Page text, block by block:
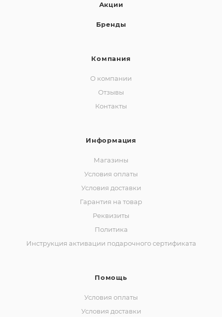
Акции
Бренды
Компания
О компании
Отзывы
Контакты
Информация
Магазины
Условия оплаты
Условия доставки
Гарантия на товар
Реквизиты
Политика
Инструкция активации подарочного сертификата
Помощь
Условия оплаты
Условия доставки